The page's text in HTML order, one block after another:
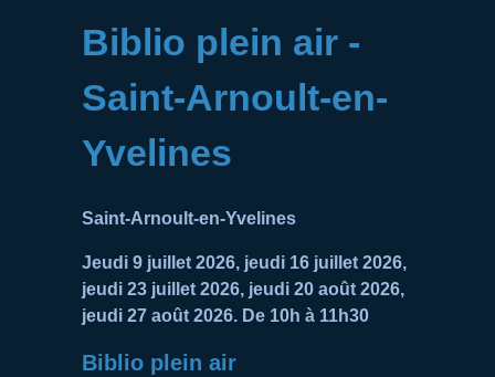
Biblio plein air -
Saint-Arnoult-en-
Yvelines
Saint-Arnoult-en-Yvelines
Jeudi 9 juillet 2026, jeudi 16 juillet 2026,
jeudi 23 juillet 2026, jeudi 20 août 2026,
jeudi 27 août 2026. De 10h à 11h30
Biblio plein air